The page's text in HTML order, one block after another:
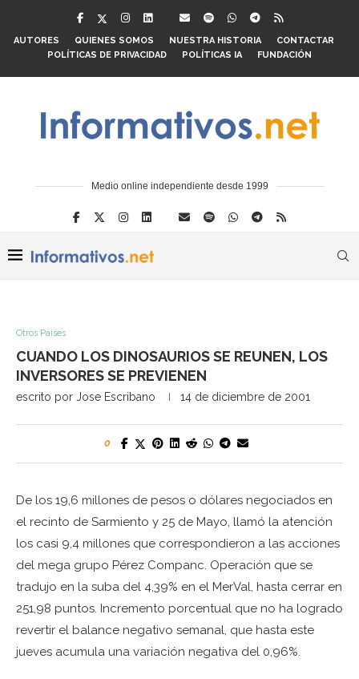
AUTORES QUIENES SOMOS NUESTRA HISTORIA
CONTACTAR
POLÍTICAS DE PRIVACIDAD
POLÍTICAS IA FUNDACIÓN
Medio online independiente desde 1999
Otros Paises
CUANDO LOS DINOSAURIOS SE REUNEN, LOS
INVERSORES SE PREVIENEN
escrito por Jose Escribano 14 de diciembre de 2001
0
De los 19,6 millones de pesos o dólares negociados en
el recinto de Sarmiento y 25 de Mayo, llamó la atención
los casi 9,4 millones que correspondieron a las acciones
del mega grupo Pérez Companc. Operación que se
tradujo en la suba del 4,39% en el MerVal, hasta cerrar en
251,98 puntos. Incremento porcentual que no ha logrado
revertir el balance negativo semanal, que hasta este
jueves acumula una variación negativa del 0,96%.